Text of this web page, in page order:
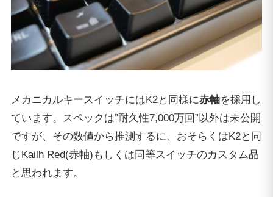
メカニカルキースイッチにはK2と同様に赤軸を採用し
ています。スペックは”耐久性7,000万回”以外は未公開
ですが、その数値から推測するに、おそらくはK2と同
じKailh Red(赤軸)もしくは同等スイッチのカスタム品
と思われます。